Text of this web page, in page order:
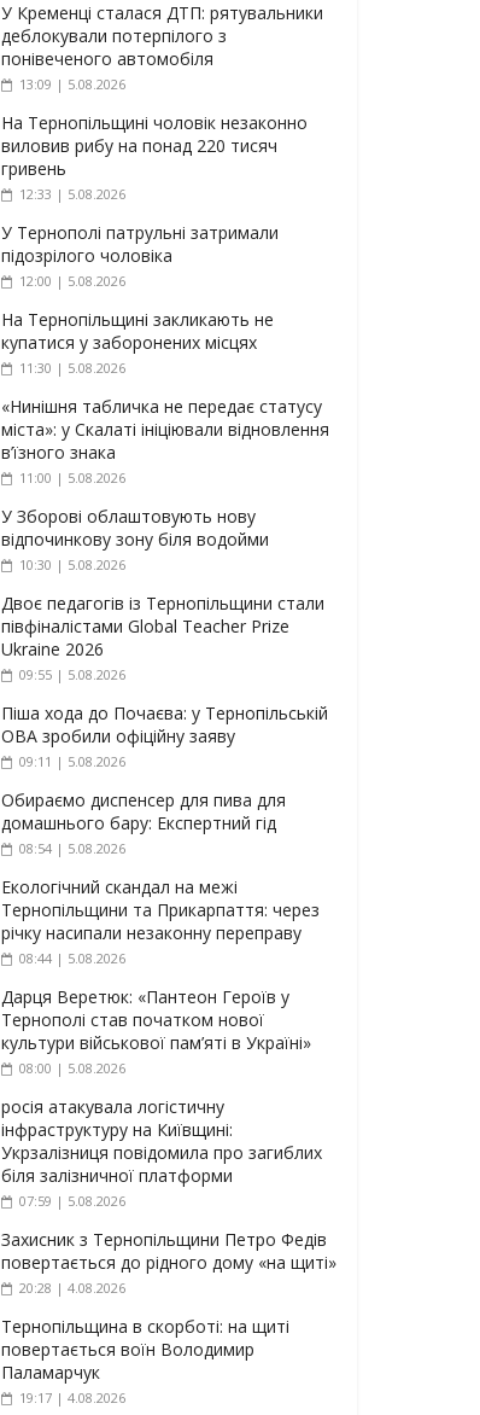
У Кременці сталася ДТП: рятувальники
деблокували потерпілого з
понівеченого автомобіля
13:09 | 5.08.2026
На Тернопільщині чоловік незаконно
виловив рибу на понад 220 тисяч
гривень
12:33 | 5.08.2026
У Тернополі патрульні затримали
підозрілого чоловіка
12:00 | 5.08.2026
На Тернопільщині закликають не
купатися у заборонених місцях
11:30 | 5.08.2026
«Нинішня табличка не передає статусу
міста»: у Скалаті ініціювали відновлення
в’їзного знака
11:00 | 5.08.2026
У Зборові облаштовують нову
відпочинкову зону біля водойми
10:30 | 5.08.2026
Двоє педагогів із Тернопільщини стали
півфіналістами Global Teacher Prize
Ukraine 2026
09:55 | 5.08.2026
Піша хода до Почаєва: у Тернопільській
ОВА зробили офіційну заяву
09:11 | 5.08.2026
Обираємо диспенсер для пива для
домашнього бару: Експертний гід
08:54 | 5.08.2026
Екологічний скандал на межі
Тернопільщини та Прикарпаття: через
річку насипали незаконну переправу
08:44 | 5.08.2026
Дарця Веретюк: «Пантеон Героїв у
Тернополі став початком нової
культури військової пам’яті в Україні»
08:00 | 5.08.2026
росія атакувала логістичну
інфраструктуру на Київщині:
Укрзалізниця повідомила про загиблих
біля залізничної платформи
07:59 | 5.08.2026
Захисник з Тернопільщини Петро Федів
повертається до рідного дому «на щиті»
20:28 | 4.08.2026
Тернопільщина в скорботі: на щиті
повертається воїн Володимир
Паламарчук
19:17 | 4.08.2026